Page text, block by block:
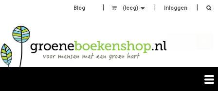
Inloggen
(leeg)
Blog